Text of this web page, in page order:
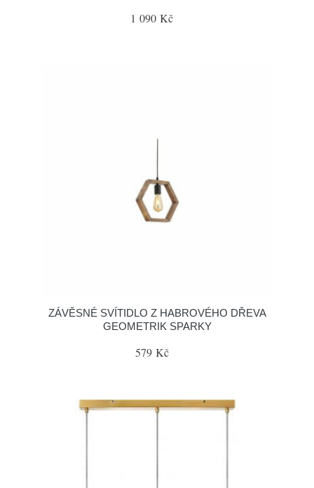
1 090 Kč
ZÁVĚSNÉ SVÍTIDLO Z HABROVÉHO DŘEVA
GEOMETRIK SPARKY
579 Kč